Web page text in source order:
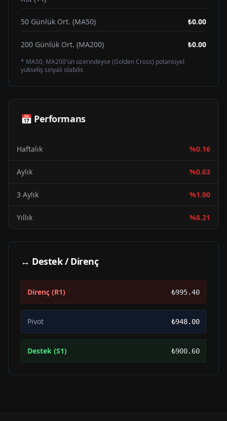
50 Günlük Ort. (MA50) ₺0.00
200 Günlük Ort. (MA200) ₺0.00
* MA50, MA200'ün üzerindeyse (Golden Cross) potansiyel
yükseliş sinyali olabilir.
📅 Performans
Haftalık %0.16
Aylık %0.63
3 Aylık %1.90
Yıllık %8.21
↔ Destek / Direnç
Direnç (R1) ₺995.40
Pivot ₺948.00
Destek (S1) ₺900.60